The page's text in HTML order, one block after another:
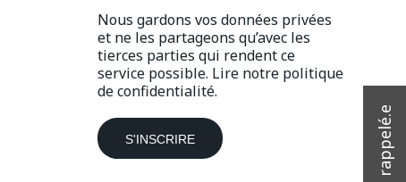
Nous gardons vos données privées
et ne les partageons qu’avec les
tierces parties qui rendent ce
service possible. Lire notre politique
de confidentialité.